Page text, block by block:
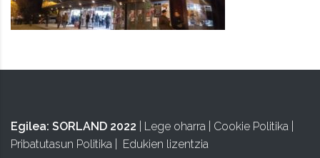
Egilea: SORLAND 2022 Lege oharra Cookie Politika
Pribatutasun Politika
Edukien lizentzia